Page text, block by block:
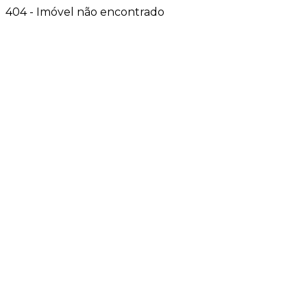
404 - Imóvel não encontrado